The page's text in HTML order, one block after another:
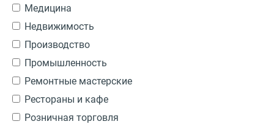
Медицина
Недвижимость
Производство
Промышленность
Ремонтные мастерские
Рестораны и кафе
Розничная торговля